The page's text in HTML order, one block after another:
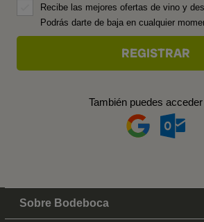
Recibe las mejores ofertas de vino y
Podrás darte de baja en cualquier
También puedes
Sobre Bodeboca